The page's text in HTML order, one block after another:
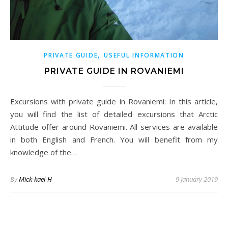
PRIVATE GUIDE,USEFUL INFORMATION
PRIVATE GUIDE IN ROVANIEMI
Excursions with private guide in Rovaniemi: In this article,
you will find the list of detailed excursions that Arctic
Attitude offer around Rovaniemi. All services are available
in both English and French. You will benefit from my
knowledge of the…
ByMick-kael-H 9 January 2019